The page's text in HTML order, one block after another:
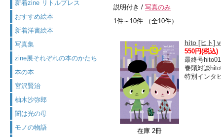
新着zine リトルプレス
おすすめ絵本
新着洋書絵本
写真集
zine展それぞれの本のかたち
本の本
宮沢賢治
柚木沙弥郎
闇は光の母
モノの物語
説明付き / 写真のみ
1件～10件 （全10件）
在庫 2冊
hito [ヒト]
550円(税込)
最終号
巻頭対談
特別インタ